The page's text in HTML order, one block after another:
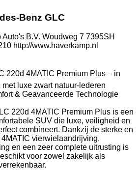
Benz GLC
B.V. Woudweg 7 7395SH
http://www.haverkamp.nl
220d 4MATIC Premium Plus – in
luxe zwart natuur-lederen
& Geavanceerde Technologie
220d 4MATIC Premium Plus is een
SUV die luxe, veiligheid en
combineert. Dankzij de sterke en
vierwielaandrijving,
en een zeer complete uitrusting is
voor zowel zakelijk als